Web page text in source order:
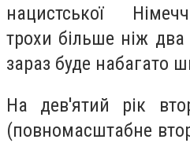
нацистської
трохи більше ніж
зараз буде набагато
На дев'ятий рік
(повномасштабне